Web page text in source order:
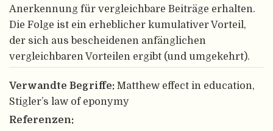
Anerkennung für vergleichbare Beiträge erhalten.
Die Folge ist ein erheblicher kumulativer Vorteil,
der sich aus bescheidenen anfänglichen
vergleichbaren Vorteilen ergibt (und umgekehrt).
Verwandte Begriffe: Matthew effect in education,
Stigler’s law of eponymy
Referenzen: